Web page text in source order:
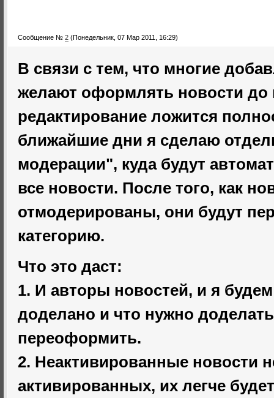
Сообщение № 2 (Понедельник, 07 Мар 2011, 16:29)
В связи с тем, что многие
желают оформлять новости до
редактирование ложится
ближайшие дни я сделаю
модерации", куда будут
все новости. После того, как
отмодерированы, они будут
категорию.
Что это даст:
1. И авторы новостей, и я
доделано и что нужно
переоформить.
2. Неактивированные новости
активированных, их легче